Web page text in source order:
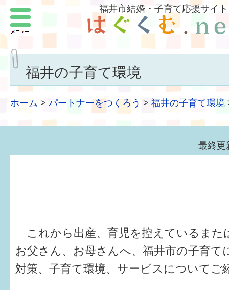
福井市結婚・子育て応援サイト
福井の子育て環境
ホーム > パートナーをつくろう > 福井の子育て環境
最終更
これから出産、育児を控えているまた
お父さん、お母さんへ、福井市の子育て
対策、子育て環境、サービスについてご
メニュー
結婚したい
子どもがほしい
健診・予防接種
仲間づくり・遊び場